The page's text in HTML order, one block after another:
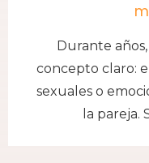
Durante
concepto claro:
sexuales o
la pareja.